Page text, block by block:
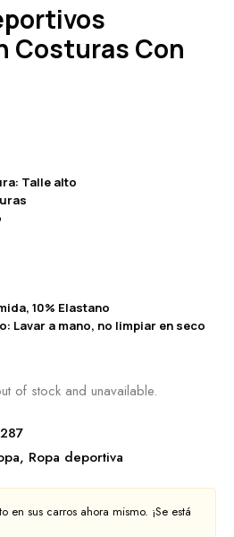
Costuras Con
Talle alto
10% Elastano
Lavar a mano, no limpiar en seco
of stock and unavailable.
, Ropa deportiva
en sus carros ahora mismo. ¡Se está